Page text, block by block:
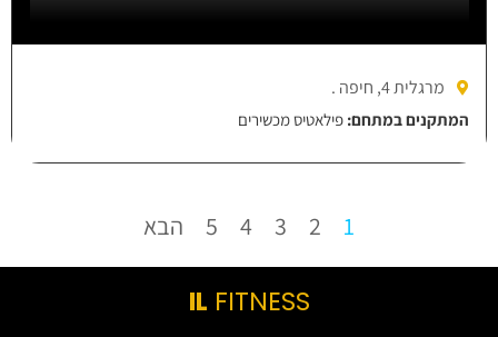
מרגלית 4, חיפה .
המתקנים במתחם: פילאטיס מכשירים
1
2
3
4
5 הבא
IL FITNESS